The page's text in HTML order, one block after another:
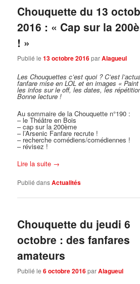
Chouquette du 13
2016 : « Cap sur la
! »
Publié le13 octobre 2016parAlagueul
Les Chouquettes c’est quoi ? C’est
fanfare mise en LOL et en images «
les infos sur le off, les dates, les
Bonne lecture !
Au sommaire de la Chouquette n°190 :
– le Théâtre en Bois
– cap sur la 200ème
– l’Arsenic Fanfare recrute !
– recherche comédiens/comédiennes !
– révisez !
Lire la suite →
Publié dansActualités
Chouquette du jeudi 6
octobre : des fanfares
amateurs
Publié le6 octobre 2016parAlagueul